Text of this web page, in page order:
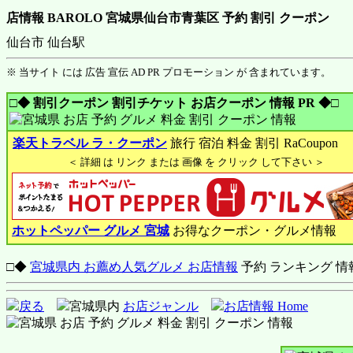
店情報 BAROLO 宮城県仙台市青葉区 予約 割引 クーポン
仙台市 仙台駅
※ 当サイト には 広告 宣伝 AD PR プロモーション が 含まれています。
□◆ 割引クーポン 割引チケット お店クーポン 情報 PR ◆□
楽天トラベル ラ・クーポン 旅行 宿泊 料金 割引 RaCoupon
＜ 詳細 は リンク または 画像 を クリック して下さい ＞
ホットペッパー グルメ 宮城 お得なクーポン・グルメ情報
□◆ 宮城県内 お薦め人気グルメ お店情報 予約 ランキング
戻る 宮城県内 お店ジャンル お店情報 Home